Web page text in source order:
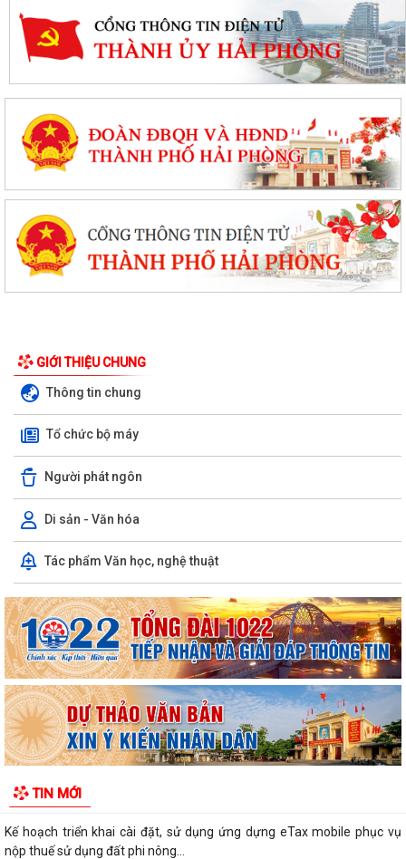
GIỚI THIỆU CHUNG
Thông tin chung
Tổ chức bộ máy
Người phát ngôn
Di sản - Văn hóa
Tác phẩm Văn học, nghệ thuật
TIN MỚI
THÔNG BÁO THU HỒI ĐẤT ĐỂ THỰC HIỆN DỰ ÁN BỒI THƯỜNG, HỖ
PHƯỜNG LÊ ĐẠI HÀNH TỔ CHỨC LỄ CẦU SIÊU TRI ÂN CÁC ANH HÙNG
LIỆT SĨ
INFOGRAPHIC TUYÊN TRUYỀN TỘI PHẠM MUA BÁN NGƯỜI HIỂU ĐÚNG
ĐỂ PHÒNG TRÁNH
Luật HGƠCS (sửa đổi): Tập trung vào 05 chính sách, đáp ứng yêu cầu
phát triển trong bối cảnh mới
năm 2026 về Nghị định xử phạt vi phạm...
V/v thông tin về chương trình thu hồi Xe CB1000 Hornet (xe nhập
khẩu) và xe Rebel 500 & CL500 (xe...
PHƯỜNG LÊ ĐẠI HÀNH KÊU GỌI NGƯỜI DÂN TÍCH CỰC SỬ DỤNG DỊCH
VỤ CÔNG TRỰC TUYẾN
ĐẨY MẠNH THANH TOÁN KHÔNG DÙNG TIỀN MẶT – THÚC ĐẨY
CHUYỂN ĐỔI SỐ TRONG ĐỜI SỐNG XÃ HỘI
bán người” và “Ngày toàn dân...
Kế hoạch triển khai cài đặt, sử dụng ứng dựng eTax mobile phục vụ
nộp thuế sử dụng đất phi nông...